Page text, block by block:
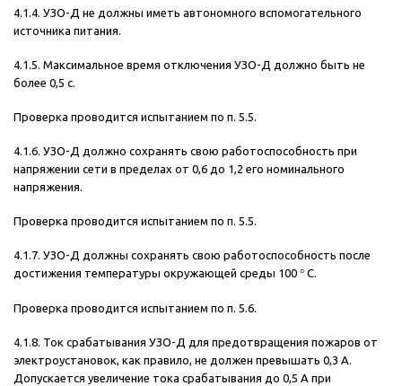
4.1.4. УЗО-Д не должны иметь автономного вспомогательного
источника питания.
4.1.5. Максимальное время отключения УЗО-Д должно быть не
более 0,5 с.
Проверка проводится испытанием по п. 5.5.
4.1.6. УЗО-Д должно сохранять свою работоспособность при
напряжении сети в пределах от 0,6 до 1,2 его номинального
напряжения.
Проверка проводится испытанием по п. 5.5.
4.1.7. УЗО-Д должны сохранять свою работоспособность после
достижения температуры окружающей среды 100 ° С.
Проверка проводится испытанием по п. 5.6.
4.1.8. Ток срабатывания УЗО-Д для предотвращения пожаров от
электроустановок, как правило, не должен превышать 0,3 А.
Допускается увеличение тока срабатывания до 0,5 А при